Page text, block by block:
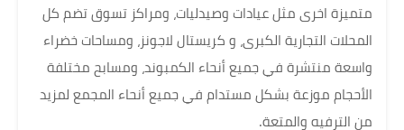
متميزة اخرى مثل عيادات وصيدليات، ومراكز تسوق تضم كل
المحلات التجارية الكبرى، و كريستال لاجونز، ومساحات خضراء
واسعة منتشرة في جميع أنحاء الكمبوند، ومسابح مختلفة
الأحجام موزعة بشكل مستدام في جميع أنحاء المجمع لمزيد
من الترفيه والمتعة.